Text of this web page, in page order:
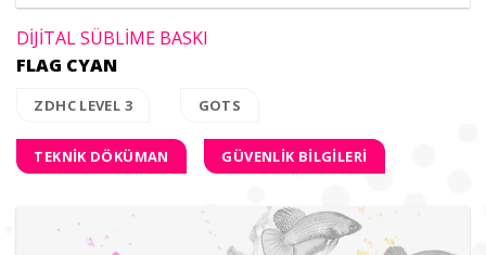
DİJİTAL SÜBLİME BASKI
FLAG CYAN
ZDHC LEVEL 3 GOTS
TEKNİK DÖKÜMAN GÜVENLİK BİLGİLERİ